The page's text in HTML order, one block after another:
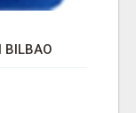
BILBAO